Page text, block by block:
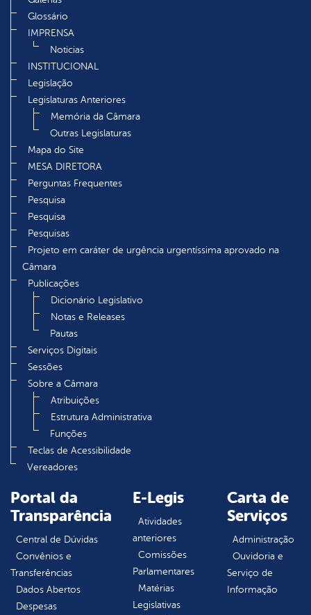
Glossário
IMPRENSA
Noticias
INSTITUCIONAL
Legislação
Legislaturas Anteriores
Memória da Câmara
Outras Legislaturas
Mapa do Site
MESA DIRETORA
Perguntas Frequentes
Pesquisa
Pesquisa
Pesquisas
Projeto em caráter de urgência urgentíssima aprovado na
Câmara
Publicações
Dicionário Legislativo
Notas e Releases
Pautas
Serviços Digitais
Sessões
Sobre a Câmara
Atribuições
Estrutura Administrativa
Funções
Teclas de Acessibilidade
Vereadores
Portal da
Transparência
Central de Dúvidas
Convênios e
Transferências
Dados Abertos
Despesas
E-Legis
Atividades
anteriores
Comissões
Parlamentares
Matérias
Legislativas
Carta de
Serviços
Administração
Ouvidoria e
Serviço de
Informação